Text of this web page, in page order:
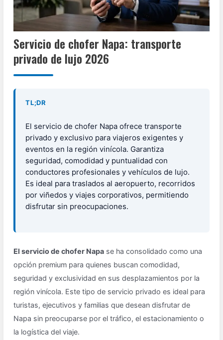
Servicio de chofer Napa: transporte
privado de lujo 2026
TL;DR
El servicio de chofer Napa ofrece transporte
privado y exclusivo para viajeros exigentes y
eventos en la región vinícola. Garantiza
seguridad, comodidad y puntualidad con
conductores profesionales y vehículos de lujo.
Es ideal para traslados al aeropuerto, recorridos
por viñedos y viajes corporativos, permitiendo
disfrutar sin preocupaciones.
El servicio de chofer Napa se ha consolidado como una
opción premium para quienes buscan comodidad,
seguridad y exclusividad en sus desplazamientos por la
región vinícola. Este tipo de servicio privado es ideal para
turistas, ejecutivos y familias que desean disfrutar de
Napa sin preocuparse por el tráfico, el estacionamiento o
la logística del viaje.